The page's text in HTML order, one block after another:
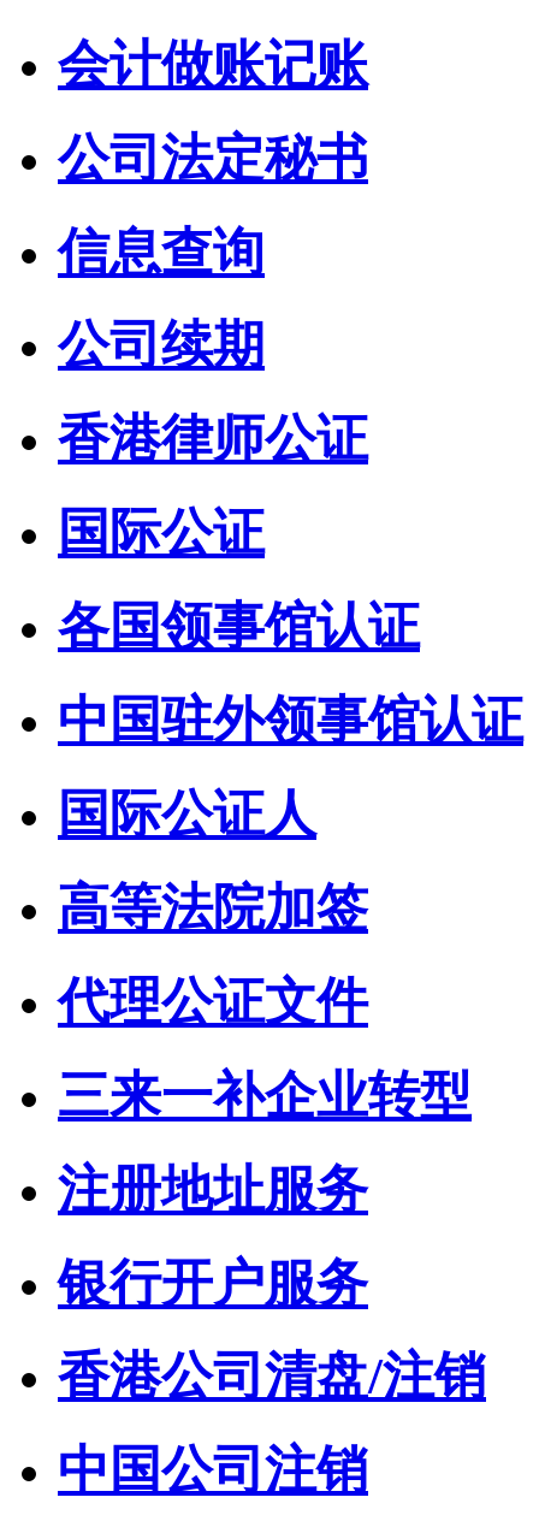
会计做账记账
公司法定秘书
信息查询
公司续期
香港律师公证
国际公证
各国领事馆认证
中国驻外领事馆认证
国际公证人
高等法院加签
代理公证文件
三来一补企业转型
注册地址服务
银行开户服务
香港公司清盘/注销
中国公司注销